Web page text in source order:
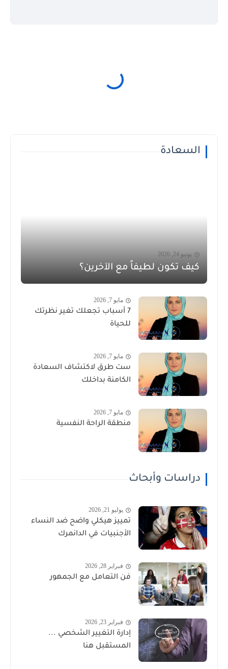
السعادة
يونيو 24, 2026
كيف تكون لطيفاً مع الآخرين؟
مايو 7, 2026
7 أسباب تجعلك تغير نظرتك
للحياة
مايو 7, 2026
ست طرق لاكتشاف السعادة
الكامنة بداخلك
مايو 7, 2026
منطقة الراحة النفسية
دراسات وأبحاث
يوليو 21, 2026
تمييز هيكلي واضح ضد النساء
الأجنبيات في الدانمرك
فبراير 28, 2026
فن التعامل مع الجمهور
فبراير 23, 2026
إدارة التغيير الشخصي ...
المستقبل هنا